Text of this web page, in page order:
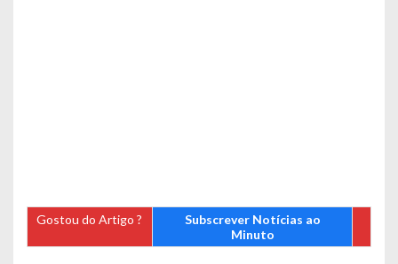
Gostou do Artigo ?
Subscrever Notícias ao
Minuto